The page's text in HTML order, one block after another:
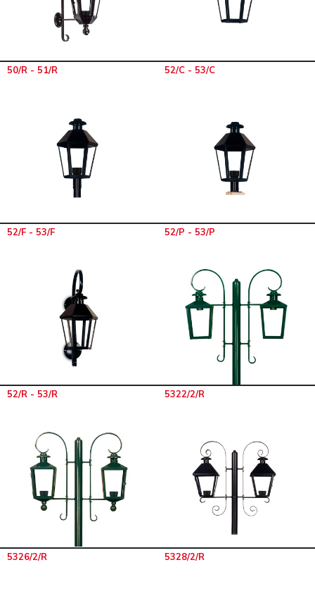
50/R - 51/R 52/C - 53/C
52/F - 53/F 52/P - 53/P
52/R - 53/R 5322/2/R
5326/2/R 5328/2/R